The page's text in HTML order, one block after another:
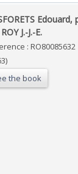
Edouard,
J.-J.-E.‎
: RO80085632
the book